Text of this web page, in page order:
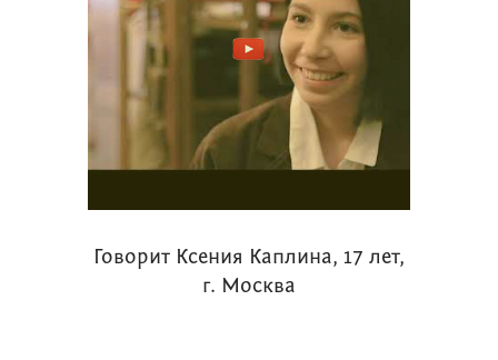
Говорит Ксения Каплина, 17 лет,
г. Москва